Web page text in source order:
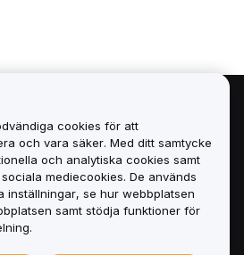
cookies för att
och vara säker. Med ditt samtycke
och analytiska cookies samt
mediecookies. De används
inställningar, se hur webbplatsen
samt stödja funktioner för